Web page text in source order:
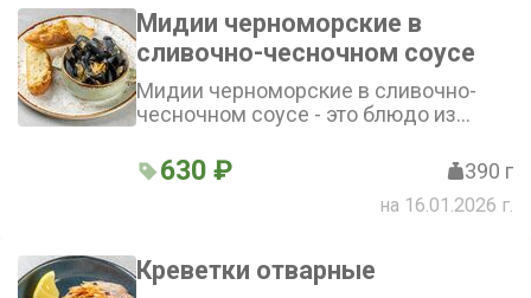
Мидии черноморские в
сливочно-чесночном соусе
Мидии черноморские в сливочно-
чесночном соусе - это блюдо из
Нежные мидии, обжаренные в
сливочном соусе с добавлением
ароматного чеснока и белого вина,
Свежая зелень петрушки прекрасно
дополняет это блюдо, создавая
630 ₽ 390 г
на 16.01.2026 г.
Креветки отварные